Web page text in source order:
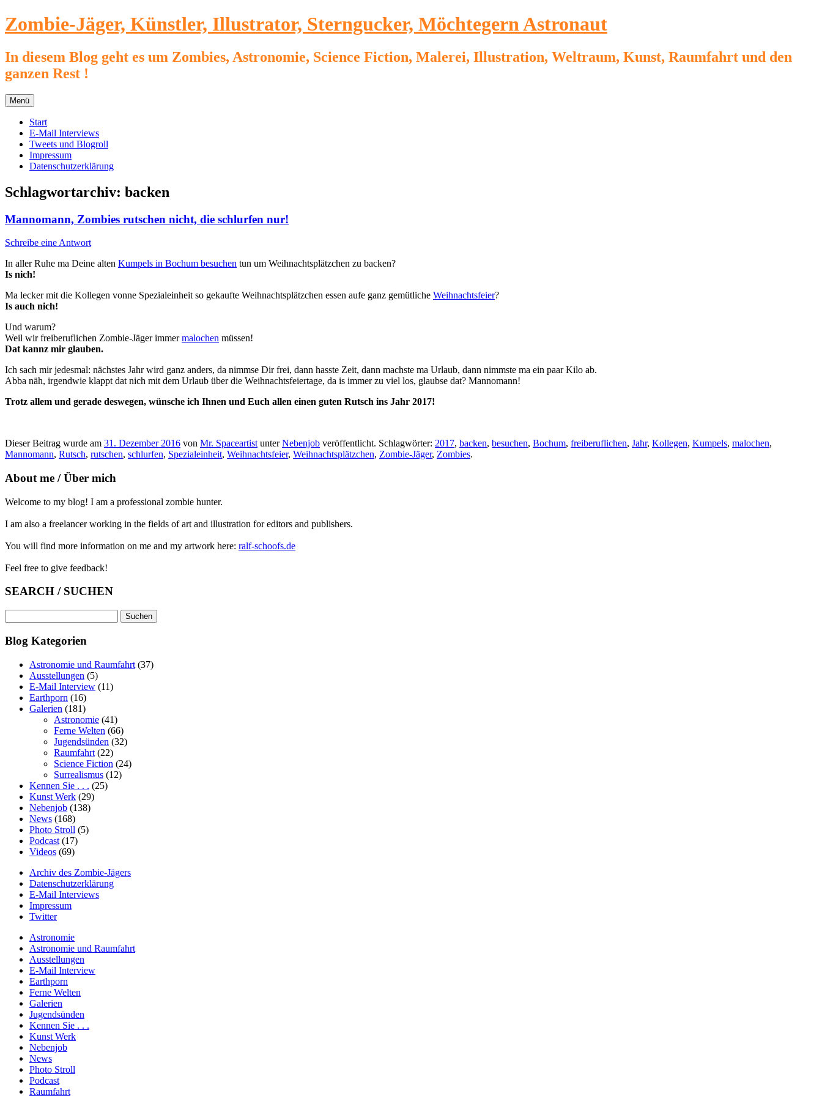
Zum
Inhalt
Zombie-Jäger, Künstler, Illustrator, Sterngucker, Möchtegern Astronaut
In diesem Blog geht es um Zombies, Astronomie, Science Fiction, Malerei, Illustration, Weltraum, Kunst, Raumfahrt und den
ganzen Rest !
Menü
Start
E-Mail Interviews
Tweets und Blogroll
Impressum
Datenschutzerklärung
Schlagwortarchiv: backen
Mannomann, Zombies rutschen nicht, die schlurfen nur!
Schreibe eine Antwort
In aller Ruhe ma Deine alten Kumpels in Bochum besuchen tun um Weihnachtsplätzchen zu backen?
Is nich!
Ma lecker mit die Kollegen vonne Spezialeinheit so gekaufte Weihnachtsplätzchen essen aufe ganz gemütliche Weihnachtsfeier?
Is auch nich!
Und warum?
Weil wir freiberuflichen Zombie-Jäger immermalochen müssen!
Dat kannz mir glauben.
Ich sach mir jedesmal: nächstes Jahr wird ganz anders, da nimmse Dir frei, dann hasste Zeit, dann machste ma Urlaub, dann nimmste ma ein paar Kilo ab.
Abba näh, irgendwie klappt dat nich mit dem Urlaub über die Weihnachtsfeiertage, da is immer zu viel los, glaubse dat? Mannomann!
Trotz allem und gerade deswegen, wünsche ich Ihnen und Euch allen einen guten Rutsch ins Jahr 2017!
Dieser Beitrag wurde am 31. Dezember 2016 von Mr. Spaceartist unterNebenjob veröffentlicht. Schlagwörter: 2017, backen, besuchen, Bochum, freiberuflichen, Jahr, Kollegen, Kumpels, malochen,
Mannomann, Rutsch, rutschen, schlurfen, Spezialeinheit, Weihnachtsfeier, Weihnachtsplätzchen, Zombie-Jäger, Zombies.
About me / Über mich
Welcome to my blog! I am a professional zombie hunter.
I am also a freelancer working in the fields of art and illustration for editors and publishers.
You will find more information on me and my artwork here: ralf-schoofs.de
Feel free to give feedback!
SEARCH / SUCHEN
nach:
Blog Kategorien
Astronomie und Raumfahrt (37)
Ausstellungen (5)
E-Mail Interview (11)
Earthporn (16)
Galerien (181)
Astronomie (41)
Ferne Welten (66)
Jugendsünden (32)
Raumfahrt (22)
Science Fiction (24)
Surrealismus (12)
Kennen Sie . . . (25)
Kunst Werk (29)
Nebenjob (138)
News (168)
Photo Stroll (5)
Podcast (17)
Videos (69)
Archiv des Zombie-Jägers
Datenschutzerklärung
E-Mail Interviews
Impressum
Twitter
Astronomie
Astronomie und Raumfahrt
Ausstellungen
E-Mail Interview
Earthporn
Ferne Welten
Galerien
Jugendsünden
Kennen Sie . . .
Kunst Werk
Nebenjob
News
Photo Stroll
Podcast
Raumfahrt